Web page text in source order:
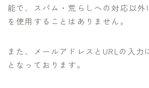
能で、スパム・荒らしへの対応以外
を使用することはありません。
また、メールアドレスとURLの入力
となっております。